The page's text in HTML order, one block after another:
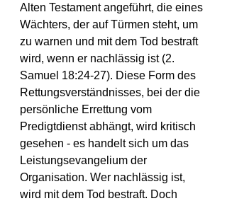
Alten Testament angeführt, die eines
Wächters, der auf Türmen steht, um
zu warnen und mit dem Tod bestraft
wird, wenn er nachlässig ist (2.
Samuel 18:24-27). Diese Form des
Rettungsverständnisses, bei der die
persönliche Errettung vom
Predigtdienst abhängt, wird kritisch
gesehen - es handelt sich um das
Leistungsevangelium der
Organisation. Wer nachlässig ist,
wird mit dem Tod bestraft. Doch